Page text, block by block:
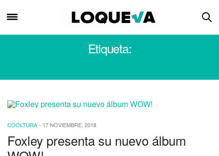
Etiqueta:
COOLTURA - 17 NOVIEMBRE, 2018
Foxley presenta su nuevo álbum